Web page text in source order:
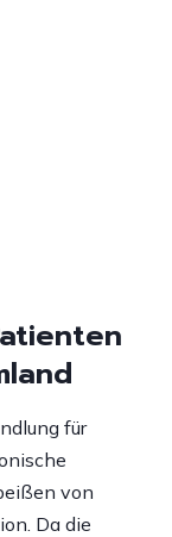
für
von
Da die